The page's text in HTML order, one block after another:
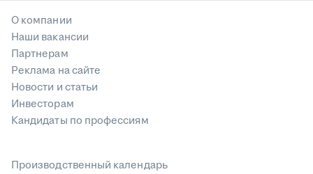
О компании
Наши вакансии
Партнерам
Реклама на сайте
Новости и статьи
Инвесторам
Кандидаты по профессиям
Производственный календарь